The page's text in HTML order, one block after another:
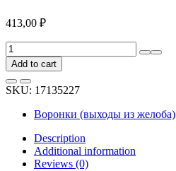
413,00 ₽
Воронка
GrandLine
ПВХ,
белая
quantity
Add to cart
SKU: 17135227
Воронки (выходы из желоба)
Description
Additional information
Reviews (0)